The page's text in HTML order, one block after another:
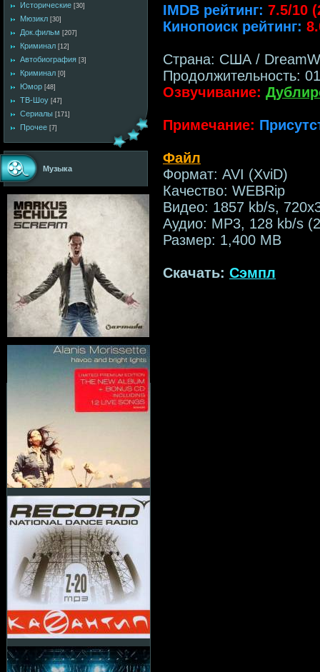
Исторические [30]
Мюзикл [30]
Док.фильм [207]
Криминал [12]
Автобиография [3]
Криминал [0]
Юмор [48]
ТВ-Шоу [47]
Сериалы [171]
Прочее [7]
Музыка
IMDB рейтинг: 7.5/10
Кинопоиск рейтинг:
Страна: США /
Продолжительность:
Озвучивание:
Примечание:
Файл
Формат: AVI (XviD)
Качество: WEBRip
Видео: 1857 kb/s,
Аудио: MP3, 128 kb/s
Размер: 1,400 MB
Скачать: Сэмпл